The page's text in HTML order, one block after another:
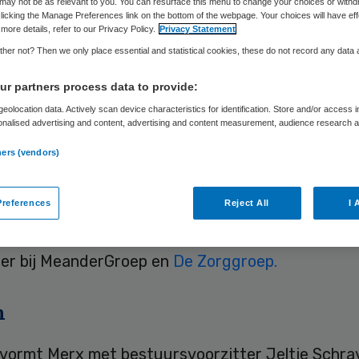
Laura van Elst 8 juli 2026,11:09 2055 keer gelezen
is sinds 1 juli de nieuwe bestuurder van
de plek in van Paul Rotering, die na acht maanden
studeerde rechten en bedrijfskunde en begon zijn
bij MeanderGroep en De Zorggroep.
vormt Merx met bestuursvoorzitter Jeltje
the Manage Preferences link on the bottom of the webpage. Your choices will have
details, refer to our Privacy Policy.
Privacy Statement
not? Then we only place essential and statistical cookies, these do not record any data
partners process data to provide:
data. Actively scan device characteristics for identification. Store and/or access
advertising and content, advertising and content measurement, audience research
(vendors)
Reject All I